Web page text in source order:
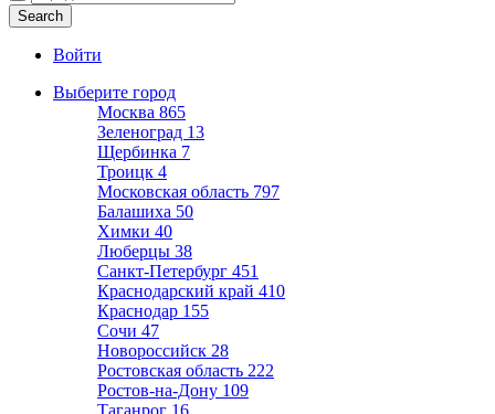
Войти
Выберите город
Москва 865
Зеленоград 13
Щербинка 7
Троицк 4
Московская область 797
Балашиха 50
Химки 40
Люберцы 38
Санкт-Петербург 451
Краснодарский край 410
Краснодар 155
Сочи 47
Новороссийск 28
Ростовская область 222
Ростов-на-Дону 109
Таганрог 16